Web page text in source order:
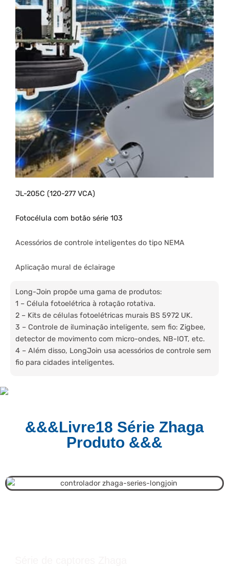
JL-205C (120-277 VCA)
Fotocélula com botão série 103
Acessórios de controle inteligentes do tipo NEMA
Aplicação mural de éclairage
Long-Join propõe uma gama de produtos:
1 – Célula fotoelétrica à rotação rotativa.
2 – Kits de células fotoelétricas murais BS 5972 UK.
3 – Controle de iluminação inteligente, sem fio: Zigbee,
detector de movimento com micro-ondes, NB-IOT, etc.
4 – Além disso, LongJoin usa acessórios de controle sem
fio para cidades inteligentes.
&&&Livre18 Série Zhaga
Produto &&&